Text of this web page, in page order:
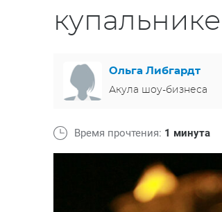
купальнике
Ольга Либгардт
Акула шоу-бизнеса
Время прочтения: 1 минута